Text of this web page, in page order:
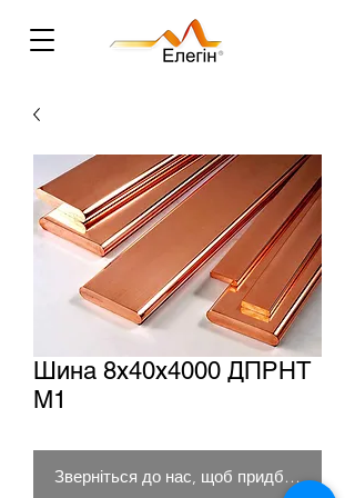
Шина 8х40х4000 ДПРНТ
М1
Зверніться до нас, щоб придбати товар